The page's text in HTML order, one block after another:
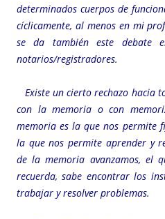
determinados cuerpos de
cíclicamente, al menos en mi
se da también este debate
notarios/registradores.
Existe un cierto rechazo hacia
con la memoria o con
memoria es la que nos permite
la que nos permite aprender y
de la memoria avanzamos, el
recuerda, sabe encontrar los
trabajar y resolver problemas.